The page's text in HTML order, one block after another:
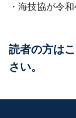
・海技協が令
読者の方は
さい。